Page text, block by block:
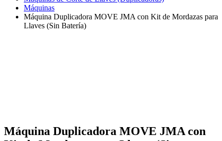
Máquinas
Máquina Duplicadora MOVE JMA con Kit de Mordazas para
Llaves (Sin Batería)
Máquina Duplicadora MOVE JMA con